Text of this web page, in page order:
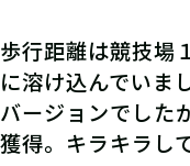
歩行距離は競技場
に溶け込んでいま
バージョンでした
獲得。キラキラし